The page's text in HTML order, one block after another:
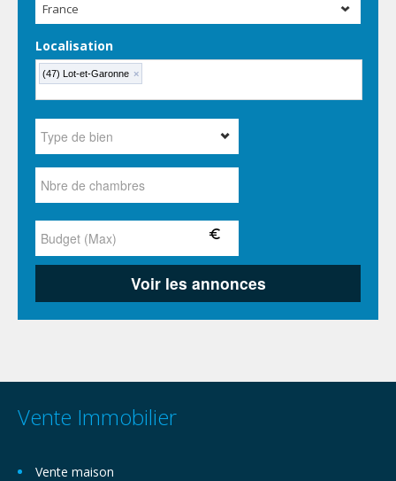
France
Localisation
(47) Lot-et-Garonne ×
Vente Immobilier
Vente maison